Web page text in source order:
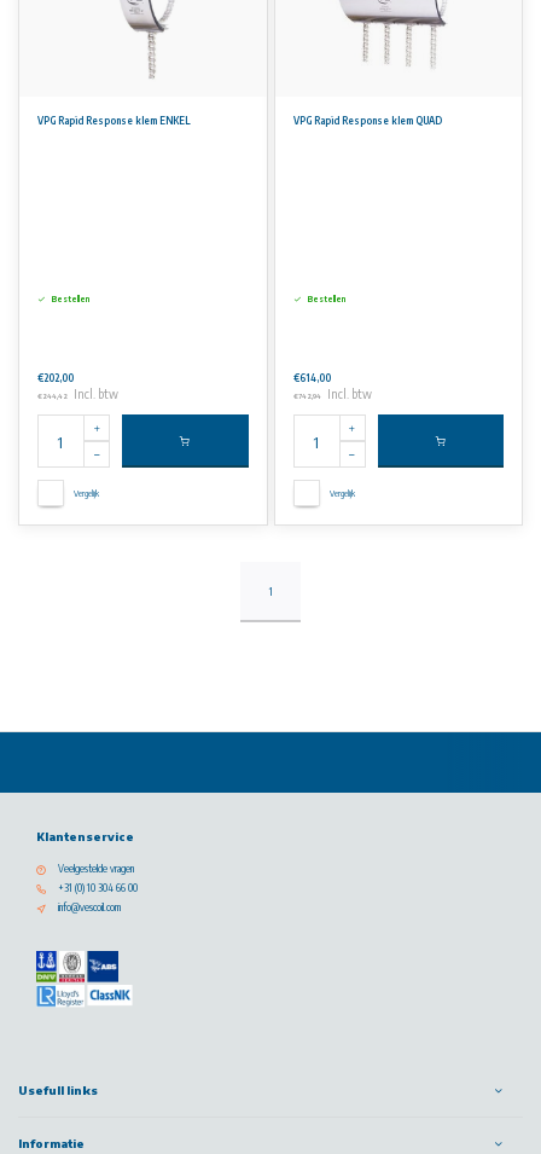
VPG Rapid Response klem ENKEL
Bestellen
€202,00
€244,42 Incl. btw
Vergelijk
VPG Rapid Response klem QUAD
Bestellen
€614,00
€742,94 Incl. btw
Vergelijk
1
Klantenservice
Veelgestelde vragen
+31 (0) 10 304 66 00
info@vescoil.com
Usefull links
Informatie